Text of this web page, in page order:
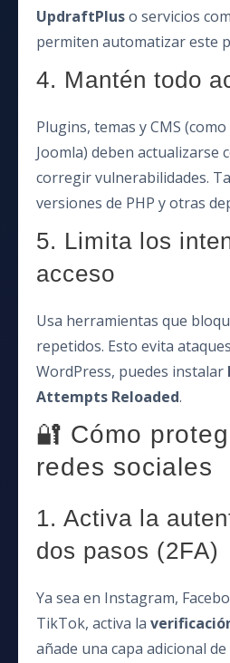
UpdraftPluso servicios
permiten automatizar este
4. Mantén todo
Plugins, temas y CMS
Joomla) deben actualizarse
corregir vulnerabilidades.
versiones de PHP y otras
5. Limita los
acceso
Usa herramientas que
repetidos. Esto evita
WordPress, puedes instalar
Attempts Reloaded.
🔐 Cómo
redes sociales
1. Activa la
dos pasos (2FA)
Ya sea en Instagram,
TikTok, activa la
añade una capa adicional